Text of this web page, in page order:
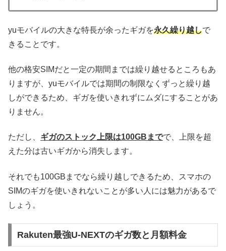
yuモバイルの大きな特長が余ったギガを永久繰り越しで
きることです。
他の格安SIMだと一定の期間までは繰り越せるところもあ
りますが、yuモバイルでは期間の制限なくずっと繰り越
しができるため、ギガを使いきれずにムダにすることがあ
りません。
ただし、 ギガのストック上限は100GBまでで、上限を超
えた分は古いギガから消失します。
それでも100GBまでなら繰り越しできるため、スマホの
SIMのギガを使いきれないことが多い人には魅力があるで
しょう。
Rakuten最強U-NEXTのギガ数と月額料金